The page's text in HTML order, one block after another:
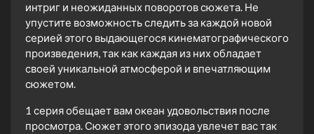
интриг и неожиданных поворотов сюжета. Не
упустите возможность следить за каждой новой
серией этого выдающегося кинематографического
произведения, так как каждая из них обладает
своей уникальной атмосферой и впечатляющим
сюжетом.
1 серия обещает вам океан удовольствия после
просмотра. Сюжет этого эпизода увлечет вас так